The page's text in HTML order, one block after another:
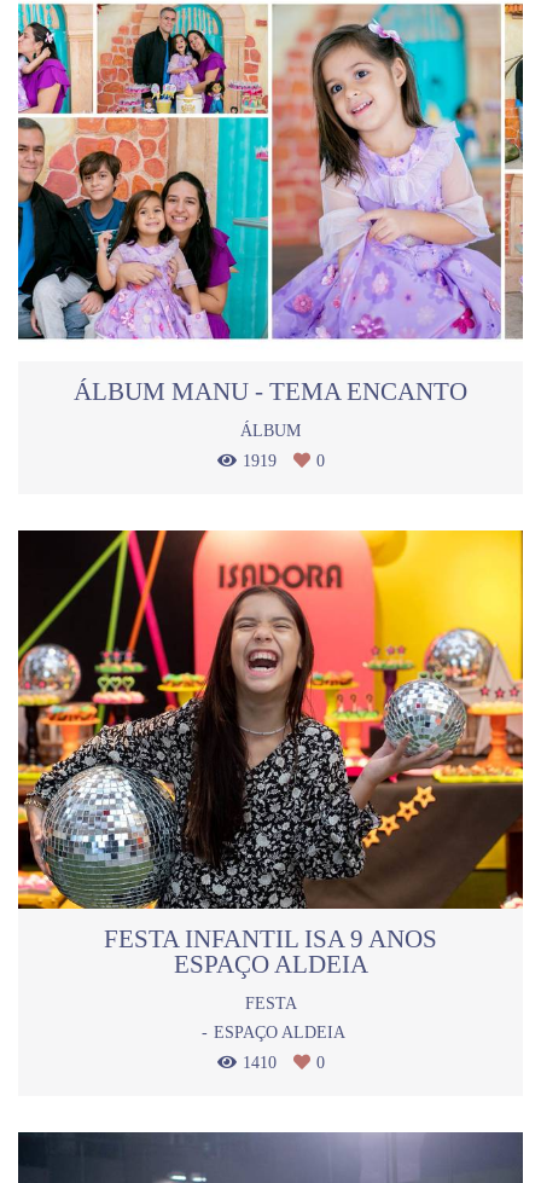
ÁLBUM MANU - TEMA ENCANTO
ÁLBUM
1919
0
FESTA INFANTIL ISA 9 ANOS
ESPAÇO ALDEIA
FESTA
ESPAÇO ALDEIA
1410
0